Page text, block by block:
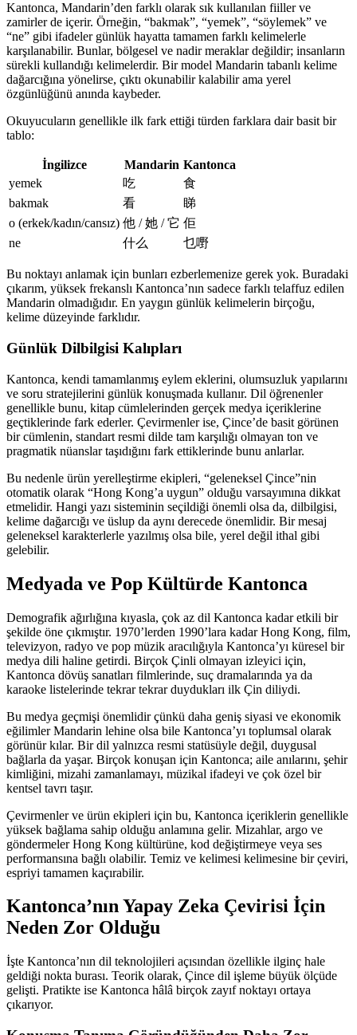
Kantonca, Mandarin’den farklı olarak sık kullanılan fiiller ve
zamirler de içerir. Örneğin, “bakmak”, “yemek”, “söylemek” ve
“ne” gibi ifadeler günlük hayatta tamamen farklı kelimelerle
karşılanabilir. Bunlar, bölgesel ve nadir meraklar değildir; insanların
sürekli kullandığı kelimelerdir. Bir model Mandarin tabanlı kelime
dağarcığına yönelirse, çıktı okunabilir kalabilir ama yerel
özgünlüğünü anında kaybeder.
Okuyucuların genellikle ilk fark ettiği türden farklara dair basit bir
tablo:
İngilizce Mandarin Kantonca
yemek
吃
食
bakmak
看
睇
o (erkek/kadın/cansız) 他 / 她 / 它 佢
ne
什么 乜嘢
Bu noktayı anlamak için bunları ezberlemenize gerek yok. Buradaki
çıkarım, yüksek frekanslı Kantonca’nın sadece farklı telaffuz edilen
Mandarin olmadığıdır. En yaygın günlük kelimelerin birçoğu,
kelime düzeyinde farklıdır.
Günlük Dilbilgisi Kalıpları
Kantonca, kendi tamamlanmış eylem eklerini, olumsuzluk yapılarını
ve soru stratejilerini günlük konuşmada kullanır. Dil öğrenenler
genellikle bunu, kitap cümlelerinden gerçek medya içeriklerine
geçtiklerinde fark ederler. Çevirmenler ise, Çince’de basit görünen
bir cümlenin, standart resmi dilde tam karşılığı olmayan ton ve
pragmatik nüanslar taşıdığını fark ettiklerinde bunu anlarlar.
Bu nedenle ürün yerelleştirme ekipleri, “geleneksel Çince”nin
otomatik olarak “Hong Kong’a uygun” olduğu varsayımına dikkat
etmelidir. Hangi yazı sisteminin seçildiği önemli olsa da, dilbilgisi,
kelime dağarcığı ve üslup da aynı derecede önemlidir. Bir mesaj
geleneksel karakterlerle yazılmış olsa bile, yerel değil ithal gibi
gelebilir.
Medyada ve Pop Kültürde Kantonca
Demografik ağırlığına kıyasla, çok az dil Kantonca kadar etkili bir
şekilde öne çıkmıştır. 1970’lerden 1990’lara kadar Hong Kong, film,
televizyon, radyo ve pop müzik aracılığıyla Kantonca’yı küresel bir
medya dili haline getirdi. Birçok Çinli olmayan izleyici için,
Kantonca dövüş sanatları filmlerinde, suç dramalarında ya da
karaoke listelerinde tekrar tekrar duydukları ilk Çin diliydi.
Bu medya geçmişi önemlidir çünkü daha geniş siyasi ve ekonomik
eğilimler Mandarin lehine olsa bile Kantonca’yı toplumsal olarak
görünür kılar. Bir dil yalnızca resmi statüsüyle değil, duygusal
bağlarla da yaşar. Birçok konuşan için Kantonca; aile anılarını, şehir
kimliğini, mizahi zamanlamayı, müzikal ifadeyi ve çok özel bir
kentsel tavrı taşır.
Çevirmenler ve ürün ekipleri için bu, Kantonca içeriklerin genellikle
yüksek bağlama sahip olduğu anlamına gelir. Mizahlar, argo ve
göndermeler Hong Kong kültürüne, kod değiştirmeye veya ses
performansına bağlı olabilir. Temiz ve kelimesi kelimesine bir çeviri,
espriyi tamamen kaçırabilir.
Kantonca’nın Yapay Zeka Çevirisi İçin
Neden Zor Olduğu
İşte Kantonca’nın dil teknolojileri açısından özellikle ilginç hale
geldiği nokta burası. Teorik olarak, Çince dil işleme büyük ölçüde
gelişti. Pratikte ise Kantonca hâlâ birçok zayıf noktayı ortaya
çıkarıyor.